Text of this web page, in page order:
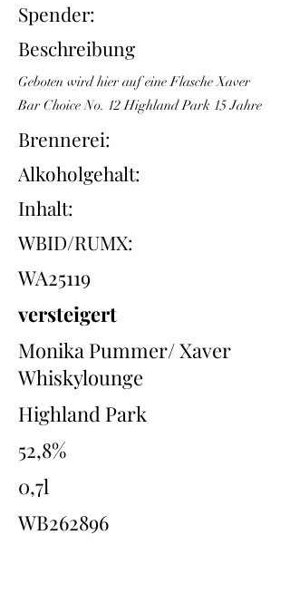
Spender:
Beschreibung
Geboten wird hier auf eine Flasche Xaver
Bar Choice No. 12 Highland Park 15 Jahre
Brennerei:
Alkoholgehalt:
Inhalt:
WBID/RUMX:
WA25119
versteigert
Monika Pummer/ Xaver
Whiskylounge
Highland Park
52,8%
0,7l
WB262896